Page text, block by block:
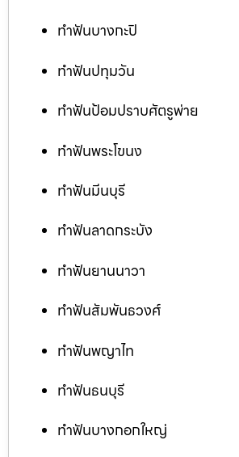
ทำฟันบางกะปิ
ทำฟันปทุมวัน
ทำฟันป้อมปราบศัตรูพ่าย
ทำฟันพระโขนง
ทำฟันมีนบุรี
ทำฟันลาดกระบัง
ทำฟันยานนาวา
ทำฟันสัมพันธวงศ์
ทำฟันพญาไท
ทำฟันธนบุรี
ทำฟันบางกอกใหญ่